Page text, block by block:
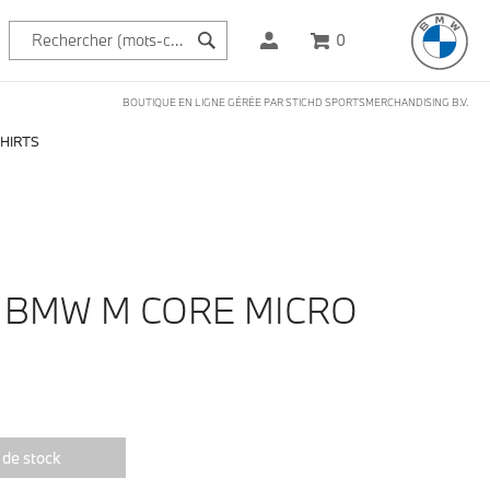
0
BOUTIQUE EN LIGNE GÉRÉE PAR STICHD SPORTSMERCHANDISING B.V.
M CORE MICRO
stock